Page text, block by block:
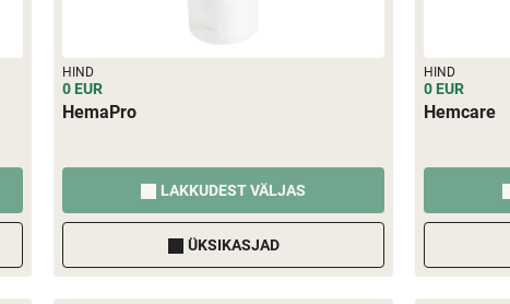
HIND
0 EUR
HemaPro
LAKKUDEST VÄLJAS
ÜKSIKASJAD
HIND
0 EUR
Hemcare